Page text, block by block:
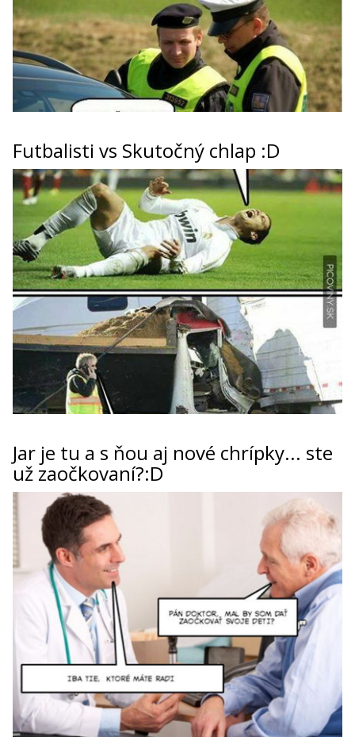
Futbalisti vs Skutočný chlap :D
Jar je tu a s ňou aj nové chrípky... ste
už zaočkovaní?:D